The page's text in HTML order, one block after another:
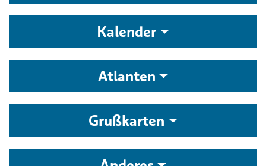
Kalender
Atlanten
Grußkarten